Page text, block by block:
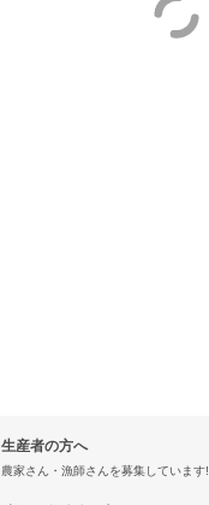
生産者の方へ
農家さん・漁師さんを募集しています!